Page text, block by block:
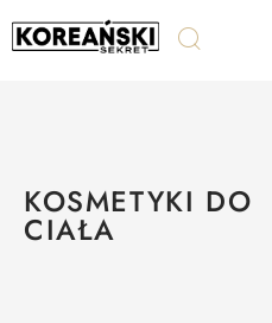
KOSMETYKI DO
CIAŁA